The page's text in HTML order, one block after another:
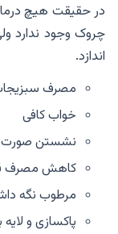
در حقیقت هیچ
چروک وجود ندارد
اندازد.
مصرف
خواب کافی
نشستن صورت
کاهش مصرف
مرطوب نگه
پاکسازی و